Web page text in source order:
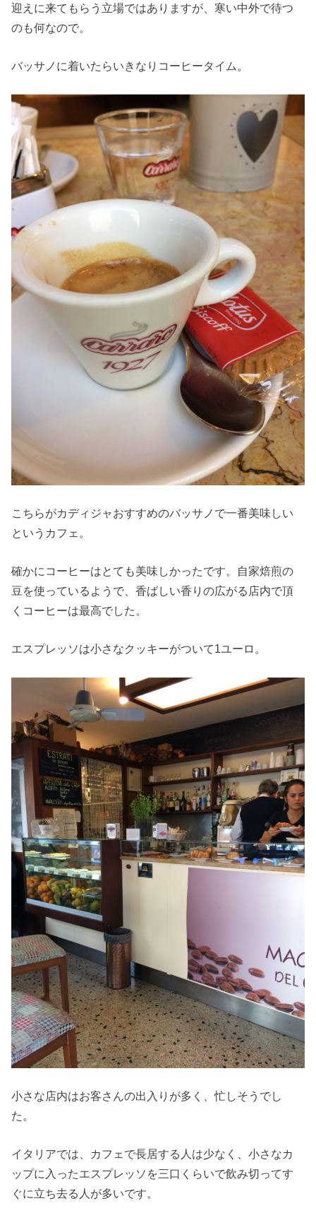
迎えに来てもらう立場ではありますが、寒い中外で待つ
のも何なので。
バッサノに着いたらいきなりコーヒータイム。
こちらがカディジャおすすめのバッサノで一番美味しい
というカフェ。
確かにコーヒーはとても美味しかったです。自家焙煎の
豆を使っているようで、香ばしい香りの広がる店内で頂
くコーヒーは最高でした。
エスプレッソは小さなクッキーがついて1ユーロ。
小さな店内はお客さんの出入りが多く、忙しそうでし
た。
イタリアでは、カフェで長居する人は少なく、小さなカ
ップに入ったエスプレッソを三口くらいで飲み切ってす
ぐに立ち去る人が多いです。